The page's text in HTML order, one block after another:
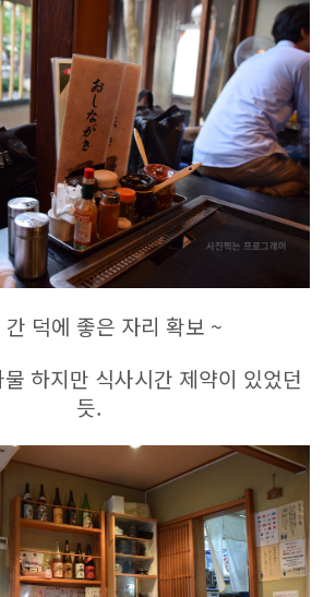
간 덕에 좋은 자리 확보 ~
하지만 식사시간 제약이 있었던
듯.